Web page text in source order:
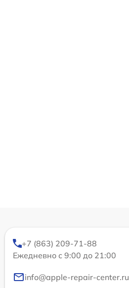
+7 (863) 209-71-88
Ежедневно с 9:00 до 21:00
info@apple-repair-center.ru